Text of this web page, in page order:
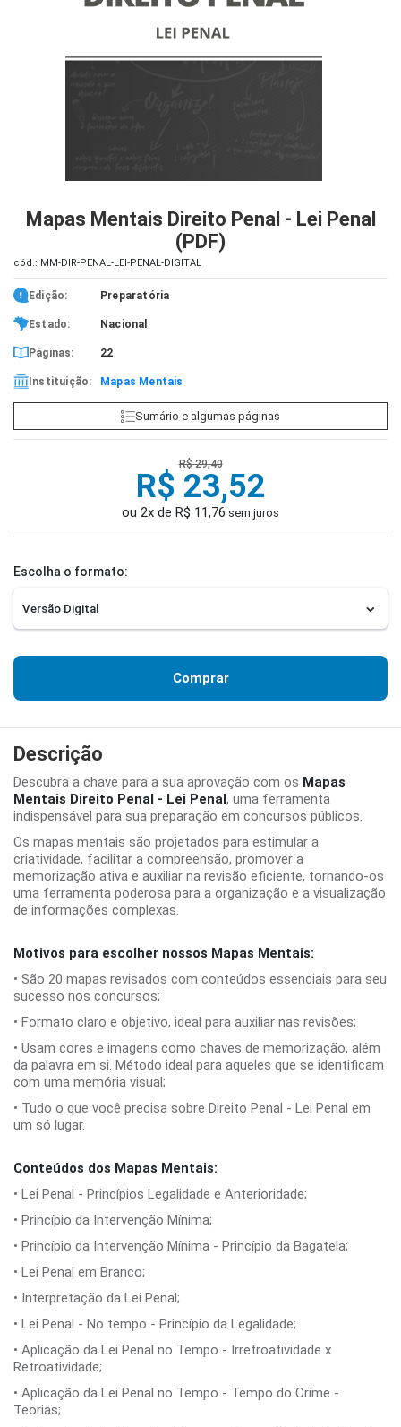
Mapas Mentais Direito Penal - Lei Penal
(PDF)
cód.: MM-DIR-PENAL-LEI-PENAL-DIGITAL
Edição: Preparatória
Estado: Nacional
Páginas: 22
Instituição: Mapas Mentais
Sumário e algumas páginas
R$ 29,40
R$ 23,52
ou 2x de R$ 11,76 sem juros
Escolha o formato:
Comprar
Descrição
Descubra a chave para a sua aprovação com os Mapas
Mentais Direito Penal - Lei Penal, uma ferramenta
indispensável para sua preparação em concursos públicos.
Os mapas mentais são projetados para estimular a
criatividade, facilitar a compreensão, promover a
memorização ativa e auxiliar na revisão eficiente, tornando-os
uma ferramenta poderosa para a organização e a visualização
de informações complexas.
Motivos para escolher nossos Mapas Mentais:
• São 20 mapas revisados com conteúdos essenciais para seu
sucesso nos concursos;
• Formato claro e objetivo, ideal para auxiliar nas revisões;
• Usam cores e imagens como chaves de memorização, além
da palavra em si. Método ideal para aqueles que se identificam
com uma memória visual;
• Tudo o que você precisa sobre Direito Penal - Lei Penal em
um só lugar.
Conteúdos dos Mapas Mentais:
• Lei Penal - Princípios Legalidade e Anterioridade;
• Princípio da Intervenção Mínima;
• Princípio da Intervenção Mínima - Princípio da Bagatela;
• Lei Penal em Branco;
• Interpretação da Lei Penal;
• Lei Penal - No tempo - Princípio da Legalidade;
• Aplicação da Lei Penal no Tempo - Irretroatividade x
Retroatividade;
• Aplicação da Lei Penal no Tempo - Tempo do Crime -
Teorias;